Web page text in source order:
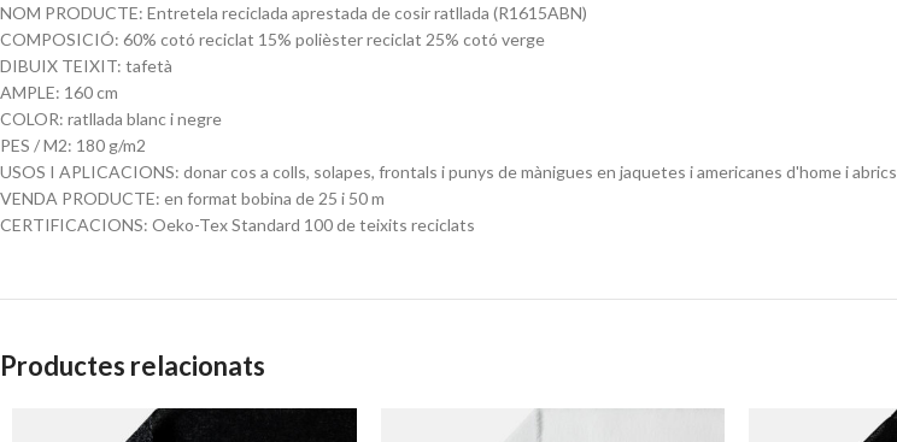
NOM PRODUCTE: Entretela reciclada aprestada de cosir ratllada (R1615ABN)
COMPOSICIÓ: 60% cotó reciclat 15% polièster reciclat 25% cotó verge
DIBUIX TEIXIT: tafetà
AMPLE: 160 cm
COLOR: ratllada blanc i negre
PES / M2: 180 g/m2
USOS I APLICACIONS: donar cos a colls, solapes, frontals i punys de mànigues en jaquetes i americanes d'home i abrics
VENDA PRODUCTE: en format bobina de 25 i 50 m
CERTIFICACIONS: Oeko-Tex Standard 100 de teixits reciclats
Productes relacionats